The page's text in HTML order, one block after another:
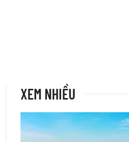
XEM NHIỀU